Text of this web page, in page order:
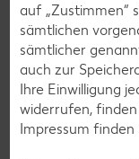
ROYAL ORANGE
Maasdam
je 100 g
-56%
0.69
auf „Zustimmen“
sämtlichen
sämtlicher
auch zur
Ihre Einwilligung
widerrufen, finden
Impressum finden